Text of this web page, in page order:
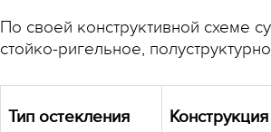
По своей конструктивной схеме
стойко-ригельное,
Тип остекления Конструкция